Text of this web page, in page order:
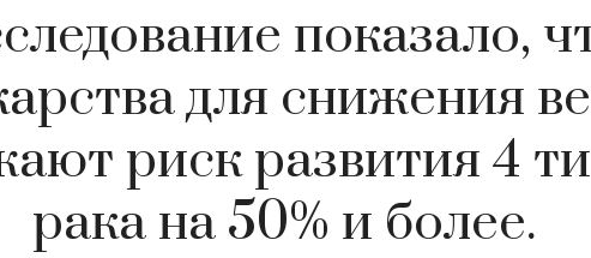
показало,
для снижения
риск развития 4
рака на 50% и более.